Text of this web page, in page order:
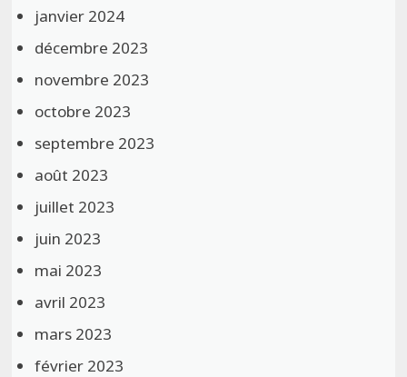
janvier 2024
décembre 2023
novembre 2023
octobre 2023
septembre 2023
août 2023
juillet 2023
juin 2023
mai 2023
avril 2023
mars 2023
février 2023